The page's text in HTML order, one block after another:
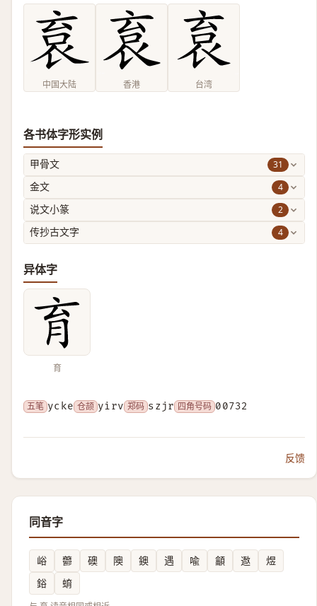
中国大陆 香港 台湾
各书体字形实例
甲骨文 31
金文 4
说文小篆 2
传抄古文字 4
异体字
育
五笔 ycke 仓颉 yirv 郑码 szjr 四角号码 00732
反馈
同音字
峪 䖇 礇 隩 鐭 遇 喩 龥 䢩
煜
鋊
蜟